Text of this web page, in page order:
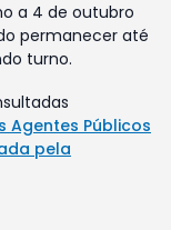
a 4 de outubro
permanecer até
turno.
Agentes Públicos
pela